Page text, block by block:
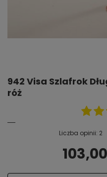
942 Visa Szlafrok
róż
Liczba opinii: 2